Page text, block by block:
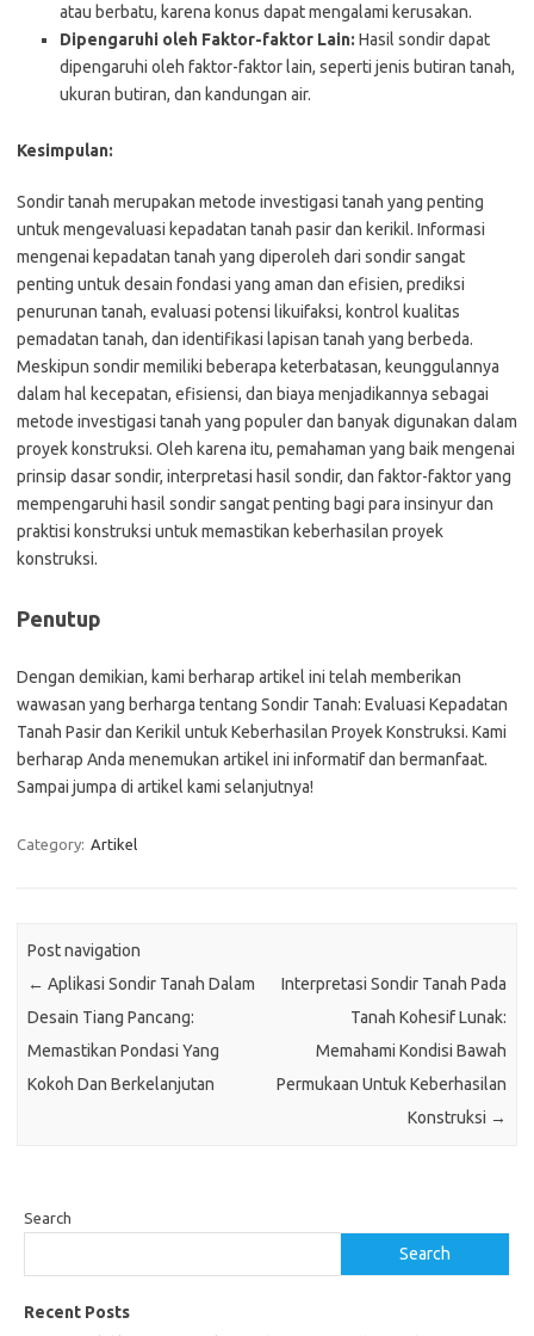
atau berbatu, karena konus dapat mengalami kerusakan.
Dipengaruhi oleh Faktor-faktor Lain: Hasil sondir dapat
dipengaruhi oleh faktor-faktor lain, seperti jenis butiran tanah,
ukuran butiran, dan kandungan air.
Kesimpulan:
Sondir tanah merupakan metode investigasi tanah yang penting
untuk mengevaluasi kepadatan tanah pasir dan kerikil. Informasi
mengenai kepadatan tanah yang diperoleh dari sondir sangat
penting untuk desain fondasi yang aman dan efisien, prediksi
penurunan tanah, evaluasi potensi likuifaksi, kontrol kualitas
pemadatan tanah, dan identifikasi lapisan tanah yang berbeda.
Meskipun sondir memiliki beberapa keterbatasan, keunggulannya
dalam hal kecepatan, efisiensi, dan biaya menjadikannya sebagai
metode investigasi tanah yang populer dan banyak digunakan dalam
proyek konstruksi. Oleh karena itu, pemahaman yang baik mengenai
prinsip dasar sondir, interpretasi hasil sondir, dan faktor-faktor yang
mempengaruhi hasil sondir sangat penting bagi para insinyur dan
praktisi konstruksi untuk memastikan keberhasilan proyek
konstruksi.
Penutup
Dengan demikian, kami berharap artikel ini telah memberikan
wawasan yang berharga tentang Sondir Tanah: Evaluasi Kepadatan
Tanah Pasir dan Kerikil untuk Keberhasilan Proyek Konstruksi. Kami
berharap Anda menemukan artikel ini informatif dan bermanfaat.
Sampai jumpa di artikel kami selanjutnya!
Category: Artikel
Post navigation
← Aplikasi Sondir Tanah Dalam
Desain Tiang Pancang:
Memastikan Pondasi Yang
Kokoh Dan Berkelanjutan
Interpretasi Sondir Tanah Pada
Tanah Kohesif Lunak:
Memahami Kondisi Bawah
Permukaan Untuk Keberhasilan
Konstruksi →
Search
Search
Recent Posts